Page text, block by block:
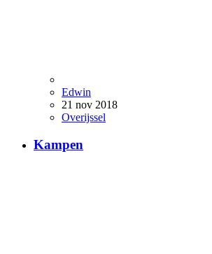
Edwin
21 nov 2018
Overijssel
Kampen